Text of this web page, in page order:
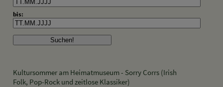
bis:
Kultursommer am Heimatmuseum - Sorry Corrs (Irish
Folk, Pop-Rock und zeitlose Klassiker)